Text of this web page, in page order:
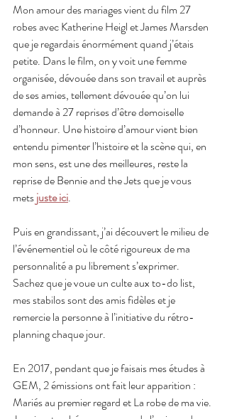
Mon amour des mariages vient du film 27
robes avec Katherine Heigl et James Marsden
que je regardais énormément quand j’étais
petite. Dans le film, on y voit une femme
organisée, dévouée dans son travail et auprès
de ses amies, tellement dévouée qu’on lui
demande à 27 reprises d’être demoiselle
d’honneur. Une histoire d’amour vient bien
entendu pimenter l’histoire et la scène qui, en
mon sens, est une des meilleures, reste la
reprise de Bennie and the Jets que je vous
mets juste ici.
Puis en grandissant, j’ai découvert le milieu de
l’événementiel où le côté rigoureux de ma
personnalité a pu librement s’exprimer.
Sachez que je voue un culte aux to-do list,
mes stabilos sont des amis fidèles et je
remercie la personne à l’initiative du rétro-
planning chaque jour.
En 2017, pendant que je faisais mes études à
GEM, 2 émissions ont fait leur apparition :
Mariés au premier regard et La robe de ma vie.